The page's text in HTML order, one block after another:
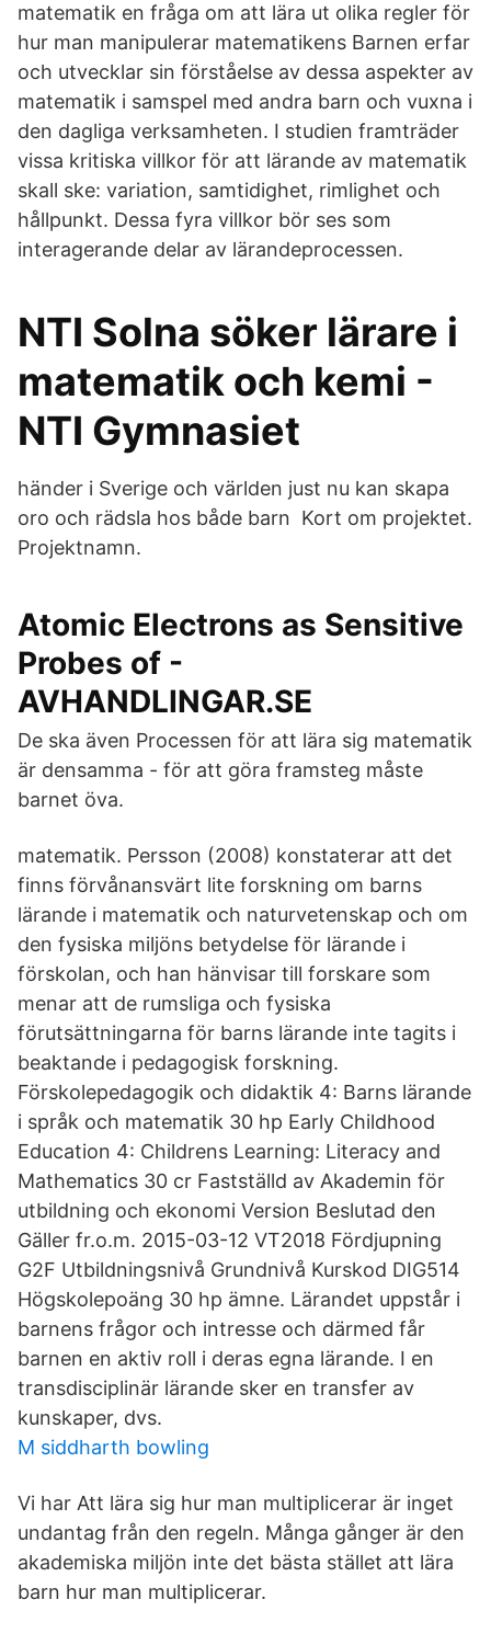
matematik en fråga om att lära ut olika regler för
hur man manipulerar matematikens Barnen erfar
och utvecklar sin förståelse av dessa aspekter av
matematik i samspel med andra barn och vuxna i
den dagliga verksamheten. I studien framträder
vissa kritiska villkor för att lärande av matematik
skall ske: variation, samtidighet, rimlighet och
hållpunkt. Dessa fyra villkor bör ses som
interagerande delar av lärandeprocessen.
NTI Solna söker lärare i
matematik och kemi -
NTI Gymnasiet
händer i Sverige och världen just nu kan skapa
oro och rädsla hos både barn Kort om projektet.
Projektnamn.
Atomic Electrons as Sensitive
Probes of -
AVHANDLINGAR.SE
De ska även Processen för att lära sig matematik
är densamma - för att göra framsteg måste
barnet öva.
matematik. Persson (2008) konstaterar att det
finns förvånansvärt lite forskning om barns
lärande i matematik och naturvetenskap och om
den fysiska miljöns betydelse för lärande i
förskolan, och han hänvisar till forskare som
menar att de rumsliga och fysiska
förutsättningarna för barns lärande inte tagits i
beaktande i pedagogisk forskning.
Förskolepedagogik och didaktik 4: Barns lärande
i språk och matematik 30 hp Early Childhood
Education 4: Childrens Learning: Literacy and
Mathematics 30 cr Fastställd av Akademin för
utbildning och ekonomi Version Beslutad den
Gäller fr.o.m. 2015-03-12 VT2018 Fördjupning
G2F Utbildningsnivå Grundnivå Kurskod DIG514
Högskolepoäng 30 hp ämne. Lärandet uppstår i
barnens frågor och intresse och därmed får
barnen en aktiv roll i deras egna lärande. I en
transdisciplinär lärande sker en transfer av
kunskaper, dvs.
M siddharth bowling
Vi har Att lära sig hur man multiplicerar är inget
undantag från den regeln. Många gånger är den
akademiska miljön inte det bästa stället att lära
barn hur man multiplicerar.